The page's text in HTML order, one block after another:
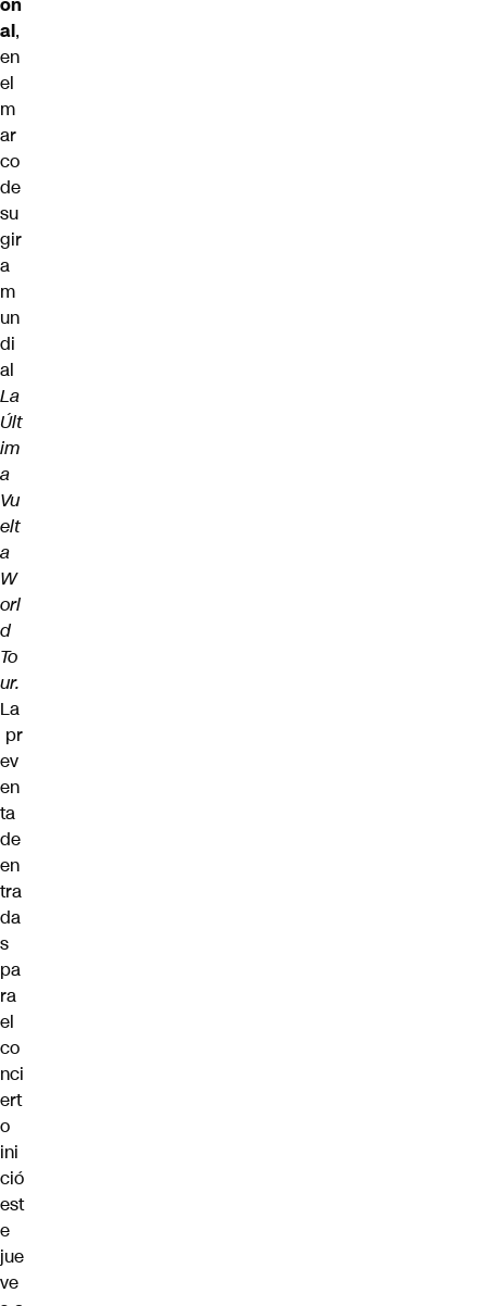
al,
en
el
m
ar
co
de
su
gir
a
m
un
di
al
La
Últ
im
a
Vu
elt
a
W
orl
d
To
ur.
La
pr
ev
en
ta
de
en
tra
da
s
pa
ra
el
co
nci
ert
o
ini
ció
est
e
jue
ve